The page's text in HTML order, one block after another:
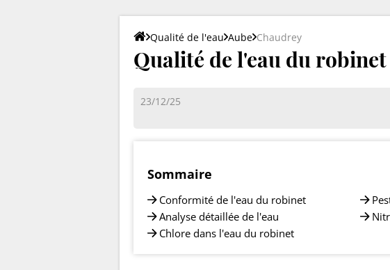
Qualité de l'eau Aube Chaudrey
Qualité de l'eau du
23/12/25
Sommaire
Conformité de l'eau du robinet
Analyse détaillée de l'eau
Chlore dans l'eau du robinet